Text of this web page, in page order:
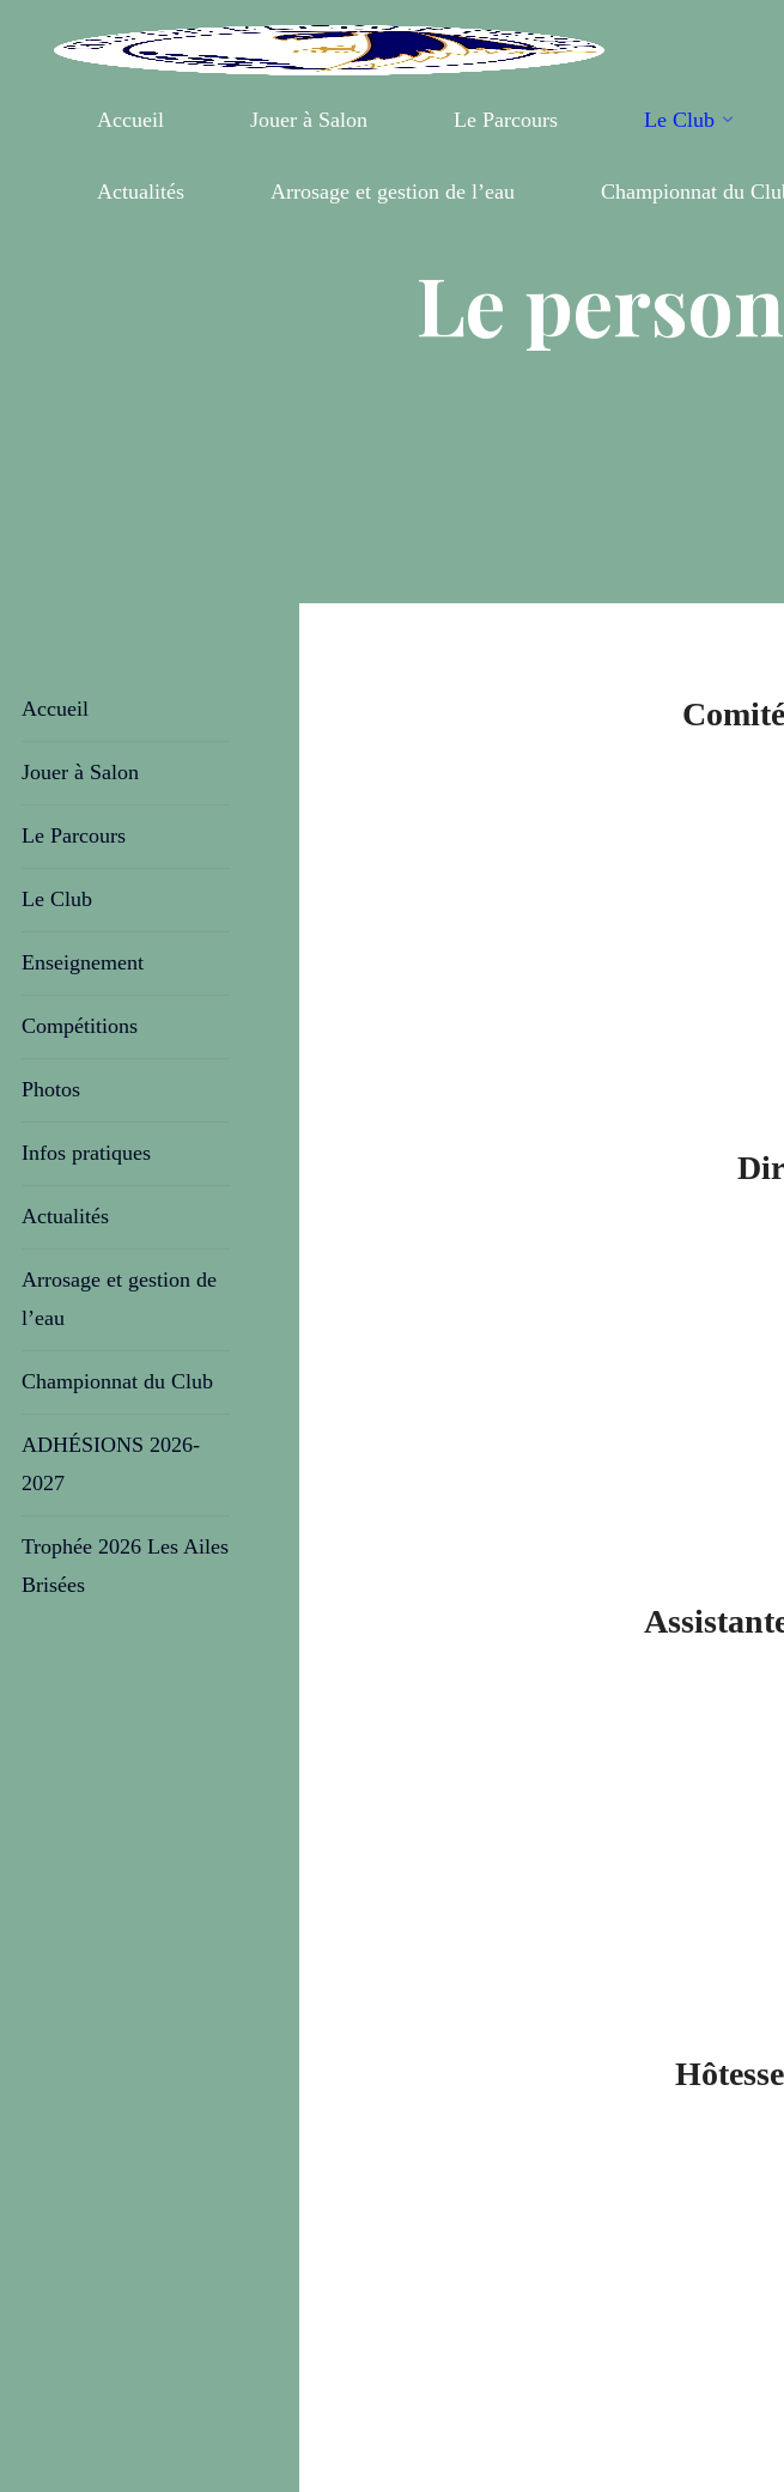
Accueil
Jouer à Salon Le Parcours Le Club
Actualités Arrosage et gestion de l’eau Championnat du
Le
Accueil
Jouer à Salon
Le Parcours
Le Club
Enseignement
Compétitions
Photos
Infos pratiques
Actualités
Arrosage et gestion de
l’eau
Championnat du Club
ADHÉSIONS 2026-
2027
Trophée 2026 Les Ailes
Brisées